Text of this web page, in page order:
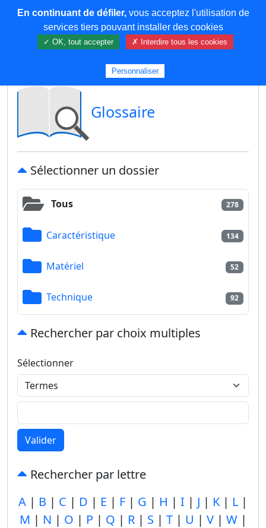
COREMA
Glossaire
Sélectionner un dossier
Tous 278
Caractéristique 134
Matériel 52
Technique 92
Rechercher par choix multiples
Sélectionner
Valider
Rechercher par lettre
A | B | C | D | E | F | G | H | I | J | K | L |
M | N | O | P | Q | R| S | T| U | V| W|
En continuant de défiler,vous acceptez l'utilisation de
services tiers pouvant installer des cookies
✓ OK, tout accepter ✗ Interdire tous les cookies
Personnaliser